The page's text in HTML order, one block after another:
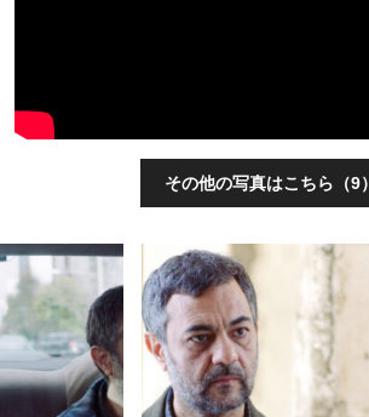
その他の写真はこちら（9）